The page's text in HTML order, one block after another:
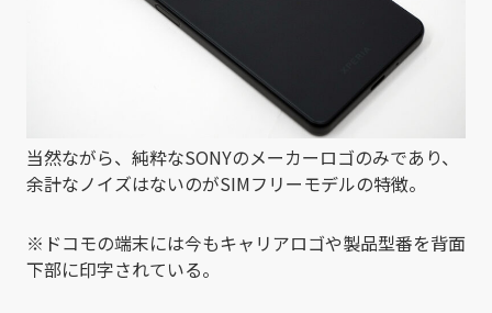
当然ながら、純粋なSONYのメーカーロゴのみであり、
余計なノイズはないのがSIMフリーモデルの特徴。
※ドコモの端末には今もキャリアロゴや製品型番を背面
下部に印字されている。